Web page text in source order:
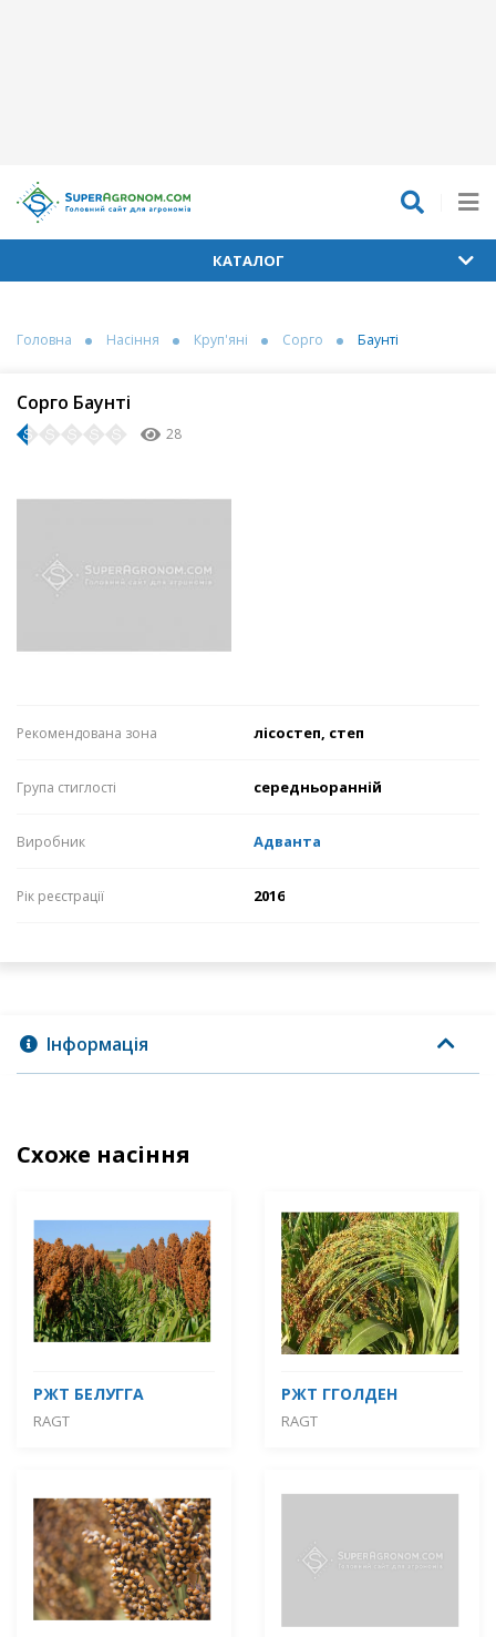
КАТАЛОГ
Головна Насіння Круп'яні Сорго Баунті
Сорго Баунті
28
Рекомендована зона лісостеп, степ
Група стиглості середньоранній
Виробник Адванта
Рік реєстрації 2016
Інформація
Схоже насіння
РЖТ БЕЛУГГА
RAGT
РЖТ ГГОЛДЕН
RAGT